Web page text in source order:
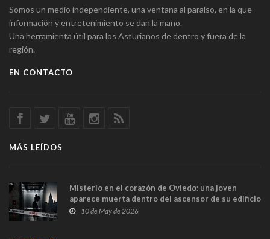
Somos un medio independiente, una ventana al paraíso, en la que
información y entretenimiento se dan la mano.
Una herramienta útil para los Asturianos de dentro y fuera de la
región.
EN CONTACTO
MÁS LEÍDOS
Misterio en el corazón de Oviedo: una joven
aparece muerta dentro del ascensor de su edificio
y las cámaras captan sus últimos minutos
10 de May de 2026